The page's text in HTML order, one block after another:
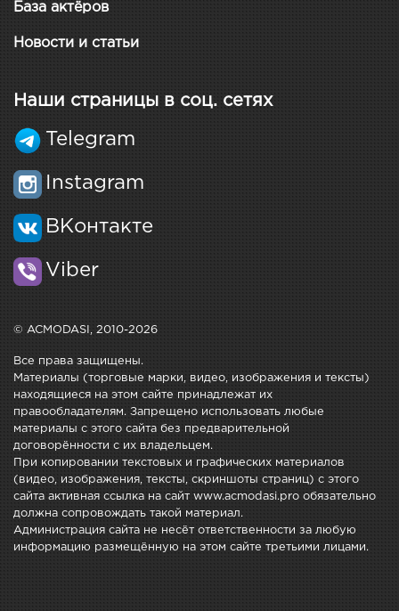
База актёров
Новости и статьи
Наши страницы в соц. сетях
Telegram
Instagram
ВКонтакте
Viber
© ACMODASI, 2010-2026
Все права защищены.
Материалы (торговые марки, видео, изображения и тексты)
находящиеся на этом сайте принадлежат их
правообладателям. Запрещено использовать любые
материалы с этого сайта без предварительной
договорённости с их владельцем.
При копировании текстовых и графических материалов
(видео, изображения, тексты, скриншоты страниц) с этого
сайта активная ссылка на сайт www.acmodasi.pro обязательно
должна сопровождать такой материал.
Администрация сайта не несёт ответственности за любую
информацию размещённую на этом сайте третьими лицами.